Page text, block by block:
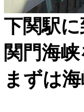
下関駅
関門海
まずは